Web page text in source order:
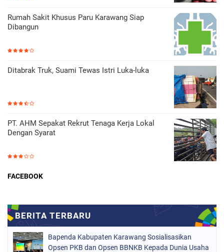
Rumah Sakit Khusus Paru Karawang Siap
Dibangun
Ditabrak Truk, Suami Tewas Istri Luka-luka
PT. AHM Sepakat Rekrut Tenaga Kerja Lokal
Dengan Syarat
FACEBOOK
Bapenda Kabupaten Karawang Sosialisasikan
Opsen PKB dan Opsen BBNKB Kepada Dunia Usaha